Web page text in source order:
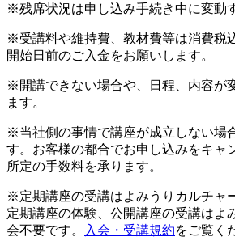
※残席状況は申し込み手続き中に変動
※受講料や維持費、教材費等は消費税
開始日前のご入金をお願いします。
※開講できない場合や、日程、内容が
ます。
※当社側の事情で講座が成立しない場
す。お客様の都合でお申し込みをキャ
所定の手数料を承ります。
※定期講座の受講はよみうりカルチャ
定期講座の体験、公開講座の受講はよ
会不要です。
入会・受講規約をご覧く